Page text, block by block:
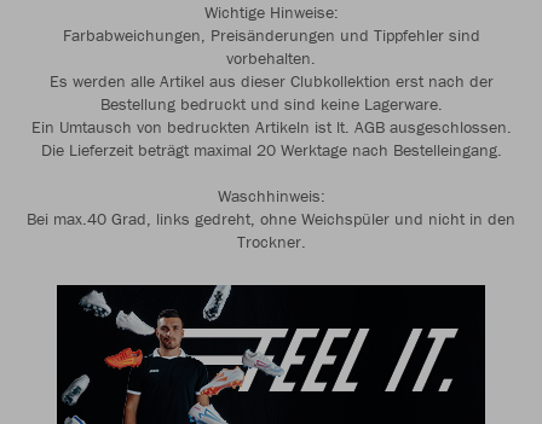
Wichtige Hinweise:
Farbabweichungen, Preisänderungen und Tippfehler sind
vorbehalten.
Es werden alle Artikel aus dieser Clubkollektion erst nach der
Bestellung bedruckt und sind keine Lagerware.
Ein Umtausch von bedruckten Artikeln ist lt. AGB ausgeschlossen.
Die Lieferzeit beträgt maximal 20 Werktage nach Bestelleingang.
Waschhinweis:
Bei max.40 Grad, links gedreht, ohne Weichspüler und nicht in den
Trockner.